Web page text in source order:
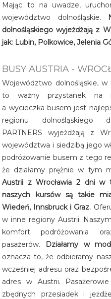
Mając to na uwadze,
województwo dolnośląskie.
dolnośląskiego wyjeżdżają z
jak: Lubin, Polkowice, Jelenia
BUSY AUSTRIA -
Województwo dolnośląskie,
to ważny przystanek na
a wycieczka busem jest
regionu
PARTNERS wyjeżdżają z
województwa i siedzibą jego
podróżowanie busem z tego
że działamy prężnie w tym
Austrii z Wrocławia 2 dni w
naszych kursów są takie
Wiedeń, Innsbruck i Graz.
w inne regiony Austrii.
komfort podróżowania
pasażerów.
Działamy w
oznacza to, że odbieramy
wcześniej adresu oraz
adres w Austrii.
zbędnych przesiadek i